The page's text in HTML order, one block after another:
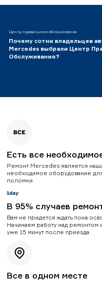
Центр правильного обслуживания
Почему сотни владельцев
Mercedes выбрали Центр
Обслуживания?
Есть все
Ремонт Mercedes является
необходимое оборудование
поломки.
В 95% случаев
Вам не придется ждать пока
Начинаем работу над
уже 15 минут после приезда.
Все в одном месте